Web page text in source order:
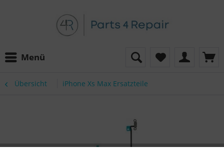
Menü
Übersicht iPhone Xs Max Ersatzteile